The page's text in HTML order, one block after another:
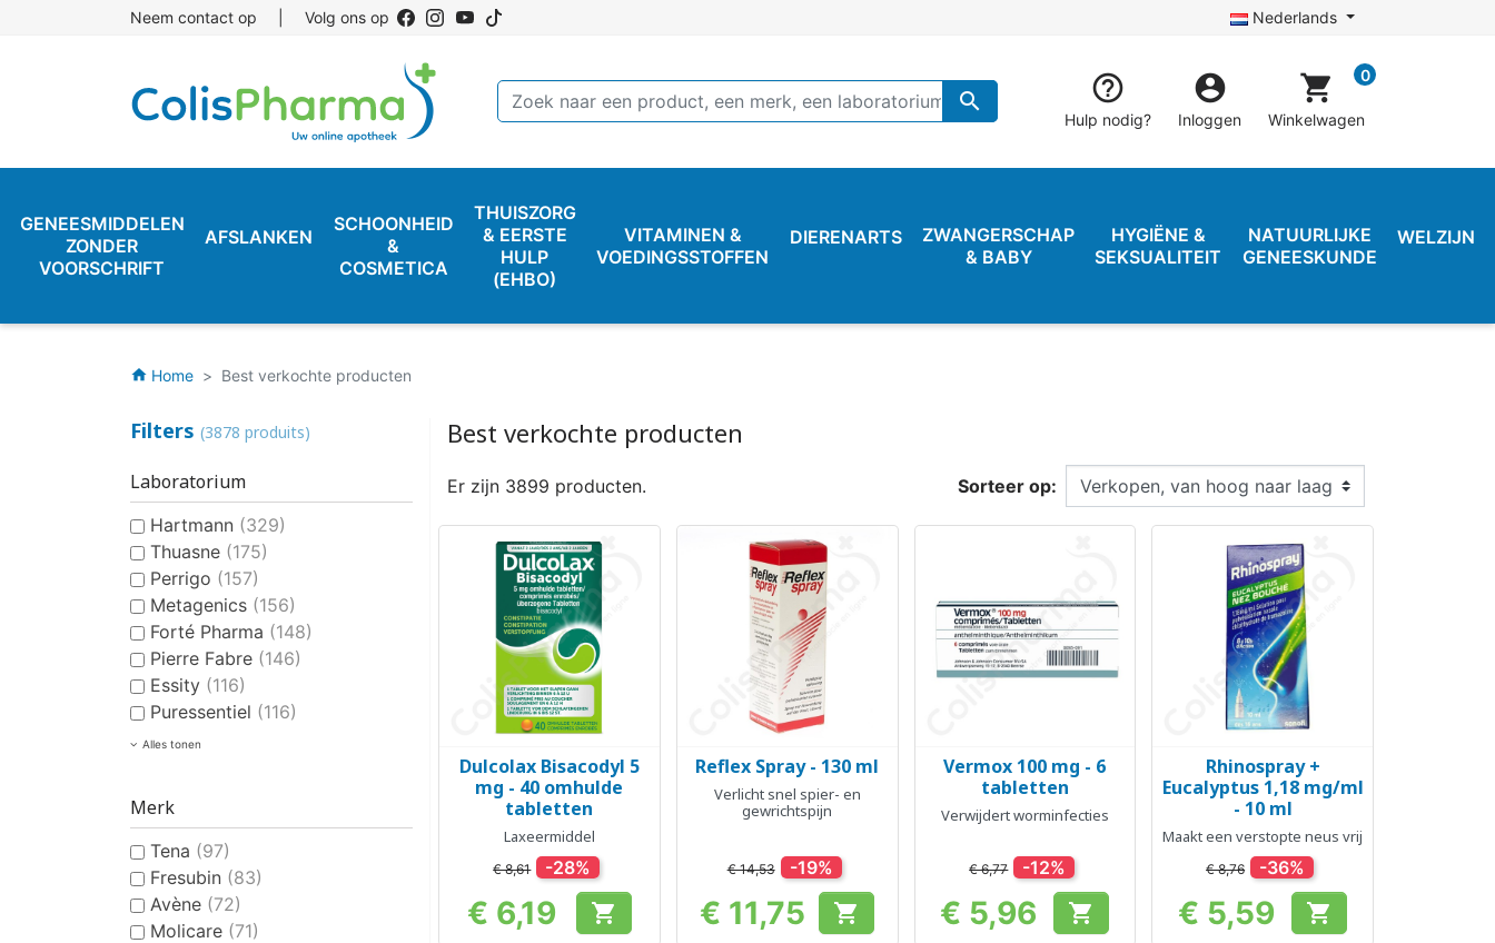
Neem contact op Volg ons op Nederlands
 
Hulp nodig?

Inloggen
shopping_cart 0
Winkelwagen
GENEESMIDDELEN
ZONDER
VOORSCHRIFT
AFSLANKEN
SCHOONHEID
&
COSMETICA
THUISZORG
& EERSTE
HULP
(EHBO)
VITAMINEN &
VOEDINGSSTOFFEN
DIERENARTS
ZWANGERSCHAP
& BABY
HYGIËNE &
SEKSUALITEIT
NATUURLIJKE
GENEESKUNDE
WELZIJN
home Home Best verkochte producten
Filters (3878 produits)
Laboratorium
Hartmann (329)
Thuasne (175)
Perrigo (157)
Metagenics (156)
Forté Pharma (148)
Pierre Fabre (146)
Essity (116)
Puressentiel (116)
Alles tonen
Merk
Tena (97)
Fresubin (83)
Avène (72)
Molicare (71)
Best verkochte producten
Er zijn 3899 producten. Sorteer op:
Snel bekijken
Dulcolax Bisacodyl 5
mg - 40 omhulde
tabletten
Laxeermiddel
€ 8,61 -28%
Prijs
€ 6,19 
Snel bekijken
Reflex Spray - 130 ml
Verlicht snel spier- en
gewrichtspijn
€ 14,53 -19%
Prijs
€ 11,75 
Snel bekijken
Vermox 100 mg - 6
tabletten
Verwijdert worminfecties
€ 6,77 -12%
Prijs
€ 5,96 
Snel bekijken
Rhinospray +
Eucalyptus 1,18 mg/ml
- 10 ml
Maakt een verstopte neus vrij
€ 8,76 -36%
Prijs
€ 5,59 